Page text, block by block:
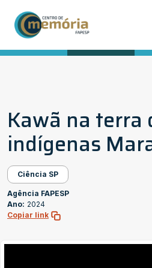
Kawã na terra
indígenas
Ciência SP
Agência FAPESP
Ano: 2024
Copiar link